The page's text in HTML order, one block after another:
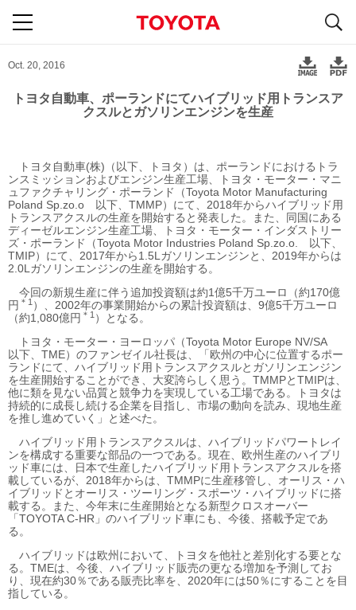
Oct. 20, 2016
トヨタ自動車、ポーランドにてハイブリッド用トランスア
クスルとガソリンエンジンを生産
トヨタ自動車(株)（以下、トヨタ）は、ポーランドにおけるトラ
ンスミッションおよびエンジン生産工場、トヨタ・モーター・マニ
ュファクチャリング・ポーランド（Toyota Motor Manufacturing
Poland Sp.zo.o 以下、TMMP）にて、2018年からハイブリッド用
トランスアクスルの生産を開始すると発表した。また、同国にある
ディーゼルエンジン生産工場、トヨタ・モーター・インダストリー
ズ・ポーランド（Toyota Motor Industries Poland Sp.zo.o. 以下、
TMIP）にて、2017年から1.5Lガソリンエンジンと、2019年からは
2.0Lガソリンエンジンの生産を開始する。
今回の新規生産に伴う追加投資額は約1億5千万ユーロ（約170億
円 ＊1 ）、2002年の事業開始からの累計投資額は、9億5千万ユーロ
（約1,080億円 ＊1 ）となる。
トヨタ・モーター・ヨーロッパ（Toyota Motor Europe NV/SA
以下、TME）のファンゼイル社長は、「欧州の中心に位置するポー
ランドにて、ハイブリッド用トランスアクスルとガソリンエンジン
を生産開始することができ、大変誇らしく思う。TMMPとTMIPは、
他に類を見ない品質と競争力を実現している工場である。トヨタは
持続的に成長し続ける企業を目指し、市場の動向を読み、現地生産
を推し進めていく」と述べた。
ハイブリッド用トランスアクスルは、ハイブリッドパワートレイ
ンを構成する重要な部品の一つである。現在、欧州生産のハイブリ
ッド車には、日本で生産したハイブリッド用トランスアクスルを搭
載しているが、2018年からは、TMMPに生産移管し、オーリス・ハ
イブリッドとオーリス・ツーリング・スポーツ・ハイブリッドに搭
載する。また、今年末に生産開始となる新型クロスオーバー
「TOYOTA C-HR」のハイブリッド車にも、今後、搭載予定であ
る。
ハイブリッドは欧州において、トヨタを他社と差別化する要とな
る。TMEは、今後、ハイブリッド販売の更なる増加を予測してお
り、現在約30％である販売比率を、2020年には50％にすることを目
指している。